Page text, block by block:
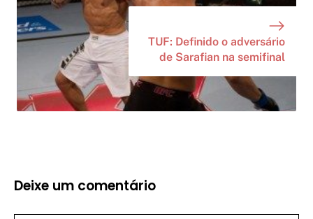
TUF: Definido o adversário
de Sarafian na semifinal
Deixe um comentário